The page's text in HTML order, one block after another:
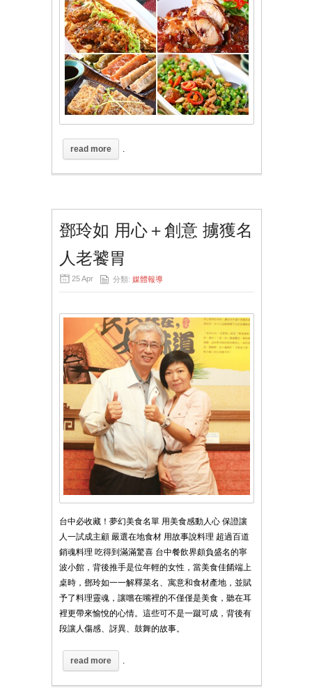
read more .
鄧玲如 用心＋創意 擄獲名
人老饕胃
25 Apr 分類: 媒體報導
台中必收藏！夢幻美食名單 用美食感動人心 保證讓
人一試成主顧 嚴選在地食材 用故事說料理 超過百道
銷魂料理 吃得到滿滿驚喜 台中餐飲界頗負盛名的寧
波小館，背後推手是位年輕的女性，當美食佳餚端上
桌時，鄧玲如一一解釋菜名、寓意和食材產地，並賦
予了料理靈魂，讓嚐在嘴裡的不僅僅是美食，聽在耳
裡更帶來愉悅的心情。這些可不是一蹴可成，背後有
段讓人傷感、訝異、鼓舞的故事。
read more .